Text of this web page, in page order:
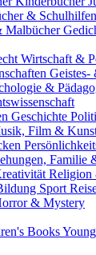
& Schulhilfen
Malbücher
Wirtschaft &
Geistes-
&
Geschichte
Film &
Familie
Religion
Sport
& Mystery
Books